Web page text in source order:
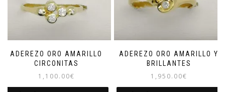
ADEREZO ORO AMARILLO
CIRCONITAS
1,100.00€
ADEREZO ORO AMARILLO Y
BRILLANTES
1,950.00€